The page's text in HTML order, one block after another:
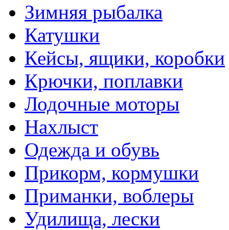
Зимняя рыбалка
Катушки
Кейсы, ящики, коробки
Крючки, поплавки
Лодочные моторы
Нахлыст
Одежда и обувь
Прикорм, кормушки
Приманки, воблеры
Удилища, лески